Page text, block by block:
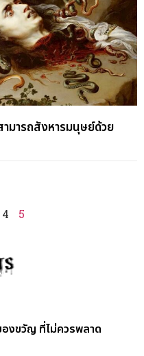
มารถสังหารมนุษย์ด้วย
4 5
งขวัญ ที่ไม่ควรพลาด